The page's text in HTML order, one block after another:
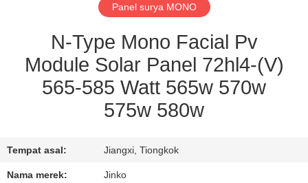
REQUEST
SUATU
PRIVACY
POLICY
Panel surya MONO
N-Type Mono Facial Pv
Module Solar Panel 72hl4-(V)
565-585 Watt 565w 570w
575w 580w
Tempat asal: Jiangxi, Tiongkok
Nama merek: Jinko